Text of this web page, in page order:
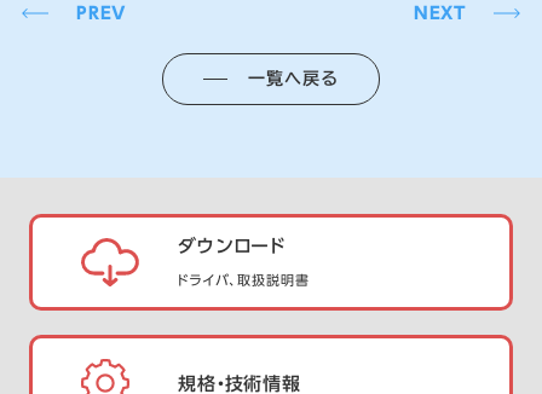
PREV NEXT
一覧へ戻る
ダウンロード
ドライバ、取扱説明書
規格・技術情報